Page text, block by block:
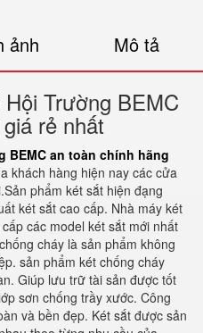
ảnh Mô tả
Trường BEMC
rẻ nhất
BEMC an toàn chính hãng
khách hàng hiện nay các cửa
phẩm két sắt hiện đạng
két sắt cao cấp. Nhà máy két
các model két sắt mới nhất
cháy là sản phẩm không
sản phẩm két chống cháy
Giúp lưu trữ tài sản được tốt
sơn chống trầy xước. Công
và bền đẹp. Két sắt được sản